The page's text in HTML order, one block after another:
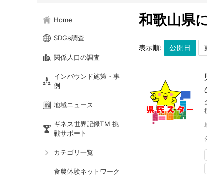
Home
SDGs調査
関係人口の調査
インバウンド施策・事
例
地域ニュース
ギネス世界記録TM 挑
戦サポート
カテゴリ一覧
食農体験ネットワーク
和歌山県
表示順: